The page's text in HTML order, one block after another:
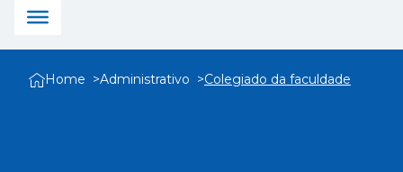
Home Administrativo Colegiado da faculdade